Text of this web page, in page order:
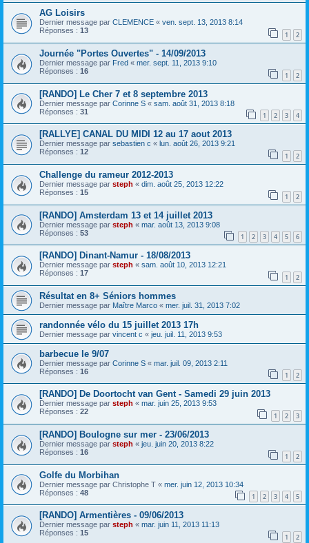
AG Loisirs
Dernier message par CLEMENCE « ven. sept. 13, 2013 8:14
Réponses : 13 1 2
Journée "Portes Ouvertes" - 14/09/2013
Dernier message par Fred « mer. sept. 11, 2013 9:10
Réponses : 16 1 2
[RANDO] Le Cher 7 et 8 septembre 2013
Dernier message par Corinne S « sam. août 31, 2013 8:18
Réponses : 31 1 2 3 4
[RALLYE] CANAL DU MIDI 12 au 17 aout 2013
Dernier message par sebastien c « lun. août 26, 2013 9:21
Réponses : 12 1 2
Challenge du rameur 2012-2013
Dernier message par steph « dim. août 25, 2013 12:22
Réponses : 15 1 2
[RANDO] Amsterdam 13 et 14 juillet 2013
Dernier message par steph « mar. août 13, 2013 9:08
Réponses : 53 1 2 3 4 5 6
[RANDO] Dinant-Namur - 18/08/2013
Dernier message par steph « sam. août 10, 2013 12:21
Réponses : 17 1 2
Résultat en 8+ Séniors hommes
Dernier message par Maître Marco « mer. juil. 31, 2013 7:02
randonnée vélo du 15 juillet 2013 17h
Dernier message par vincent c « jeu. juil. 11, 2013 9:53
barbecue le 9/07
Dernier message par Corinne S « mar. juil. 09, 2013 2:11
Réponses : 16 1 2
[RANDO] De Doortocht van Gent - Samedi 29 juin 2013
Dernier message par steph « mar. juin 25, 2013 9:53
Réponses : 22 1 2 3
[RANDO] Boulogne sur mer - 23/06/2013
Dernier message par steph « jeu. juin 20, 2013 8:22
Réponses : 16 1 2
Golfe du Morbihan
Dernier message par Christophe T « mer. juin 12, 2013 10:34
Réponses : 48 1 2 3 4 5
[RANDO] Armentières - 09/06/2013
Dernier message par steph « mar. juin 11, 2013 11:13
Réponses : 15 1 2